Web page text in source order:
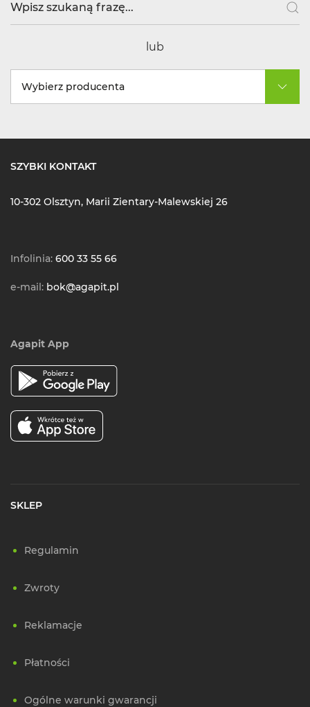
lub
Wybierz producenta
SZYBKI KONTAKT
10-302 Olsztyn, Marii Zientary-Malewskiej 26
Infolinia: 600 33 55 66
e-mail: bok@agapit.pl
Agapit App
SKLEP
Regulamin
Zwroty
Reklamacje
Płatności
Ogólne warunki gwarancji